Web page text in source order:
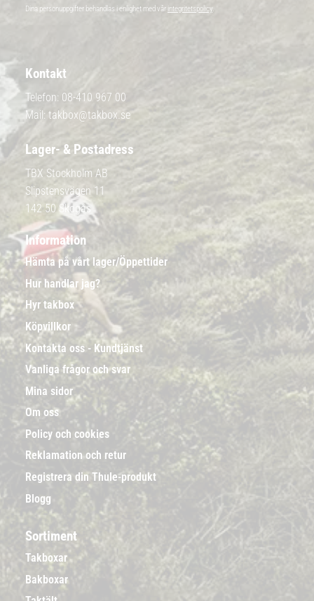
Dina personuppgifter behandlas i enlighet med vår integritetspolicy
Kontakt
Telefon: 08-410 967 00
Mail: takbox@takbox.se
Lager- & Postadress
TBX Stockholm AB
Slipstensvägen 11
142 50 Skogås
Information
Hämta på vårt lager/Öppettider
Hur handlar jag?
Hyr takbox
Köpvillkor
Kontakta oss - Kundtjänst
Vanliga frågor och svar
Mina sidor
Om oss
Policy och cookies
Reklamation och retur
Registrera din Thule-produkt
Blogg
Sortiment
Takboxar
Bakboxar